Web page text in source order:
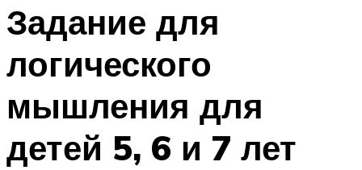
Задание для
логического
мышления для
детей 5, 6 и 7 лет